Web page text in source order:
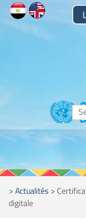
for:
>Actualités>
digitale